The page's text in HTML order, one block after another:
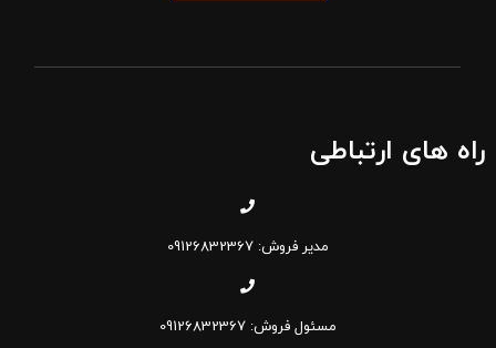
راه های ارتباطی
مدیر فروش: 09126832367
مسئول فروش: 09126832367